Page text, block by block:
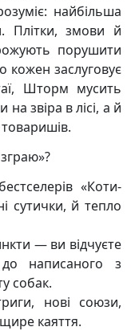
найбільша
Плітки, змови й
порушити
кожен заслуговує
Шторм мусить
звіра в лісі, а й
товаришів.
«Коти-
сутички, й тепло
— ви відчуєте
написаного з
собак.
нові союзи,
каяття.